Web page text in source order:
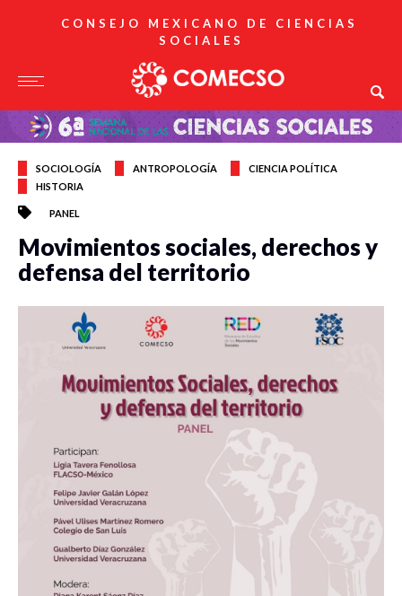
CONSEJO MEXICANO DE CIENCIAS
SOCIALES
SOCIOLOGÍA ANTROPOLOGÍA
CIENCIA POLÍTICA
HISTORIA
PANEL
Movimientos sociales, derechos y
defensa del territorio